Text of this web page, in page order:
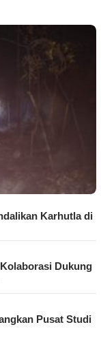
Karhutla di
Dukung
Pusat Studi